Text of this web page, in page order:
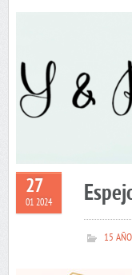
27
01 2024
15